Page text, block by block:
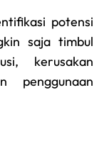
potensi
saja timbul
kerusakan
penggunaan